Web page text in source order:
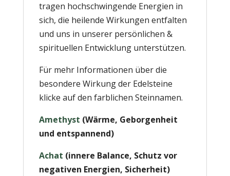
tragen hochschwingende Energien in
sich, die heilende Wirkungen entfalten
und uns in unserer persönlichen &
spirituellen Entwicklung unterstützen.
Für mehr Informationen über die
besondere Wirkung der Edelsteine
klicke auf den farblichen Steinnamen.
Amethyst (Wärme, Geborgenheit
und entspannend)
Achat (innere Balance, Schutz vor
negativen Energien, Sicherheit)